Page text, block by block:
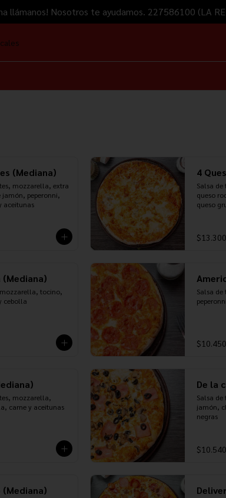
llámanos! Nosotros te ayudamos. 227586100 (LA
(Mediana)
mozzarella, extra
jamón, peperonni,
aceitunas
4
Salsa
queso
queso
$13.300
(Mediana)
tocino,
cebolla
Salsa
$10.450
mozzarella,
carne y aceitunas
De la
Salsa
jamón,
negras
$10.540
(Mediana)